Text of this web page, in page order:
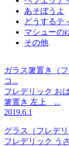
あそぼうよ
どうするテ
マシューの
その他
ガラス箸置き（
コ...
フレデリック お
箸置き 左上 ...
2019.6.1
グラス（フレデリ
フレデリック う